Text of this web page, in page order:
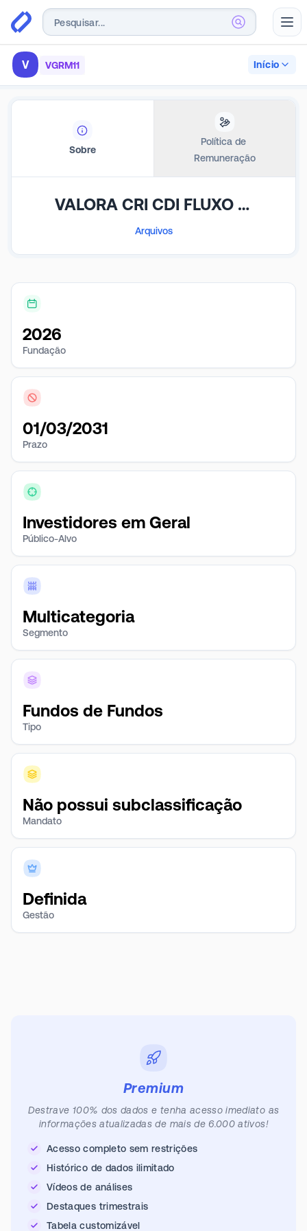
V VGRM11 Início
Sobre
Política de
Remuneração
VALORA CRI CDI FLUXO MENSAL MARÇO 26 FEEDER FUNDO DE INVESTIMENTO IMOBILIÁRIO RESPONSABILIDADE LIMIT
Arquivos
2026
Fundação
01/03/2031
Prazo
Investidores em Geral
Público-Alvo
Multicategoria
Segmento
Fundos de Fundos
Tipo
Não possui subclassificação
Mandato
Definida
Gestão
Premium
Destrave 100% dos dados e tenha acesso imediato as
informações atualizadas de mais de 6.000 ativos!
Acesso completo sem restrições
Histórico de dados ilimitado
Vídeos de análises
Destaques trimestrais
Tabela customizável